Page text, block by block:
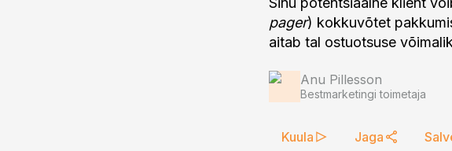
pager) kokkuvõtet
aitab tal ostuotsuse
Anu Pillesson
Bestmarketingi toimetaja
Kuula Jaga